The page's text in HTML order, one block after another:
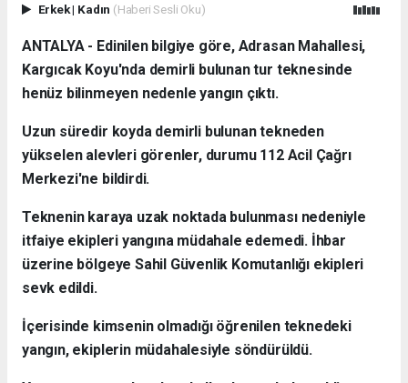
Erkek| Kadın (Haberi Sesli Oku)
ANTALYA - Edinilen bilgiye göre, Adrasan Mahallesi,
Kargıcak Koyu'nda demirli bulunan tur teknesinde
henüz bilinmeyen nedenle yangın çıktı.
Uzun süredir koyda demirli bulunan tekneden
yükselen alevleri görenler, durumu 112 Acil Çağrı
Merkezi'ne bildirdi.
Teknenin karaya uzak noktada bulunması nedeniyle
itfaiye ekipleri yangına müdahale edemedi. İhbar
üzerine bölgeye Sahil Güvenlik Komutanlığı ekipleri
sevk edildi.
İçerisinde kimsenin olmadığı öğrenilen teknedeki
yangın, ekiplerin müdahalesiyle söndürüldü.